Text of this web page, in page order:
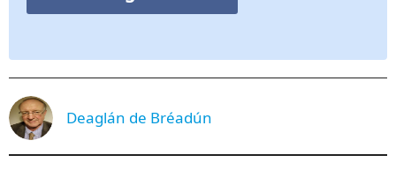
Deaglán de Bréadún